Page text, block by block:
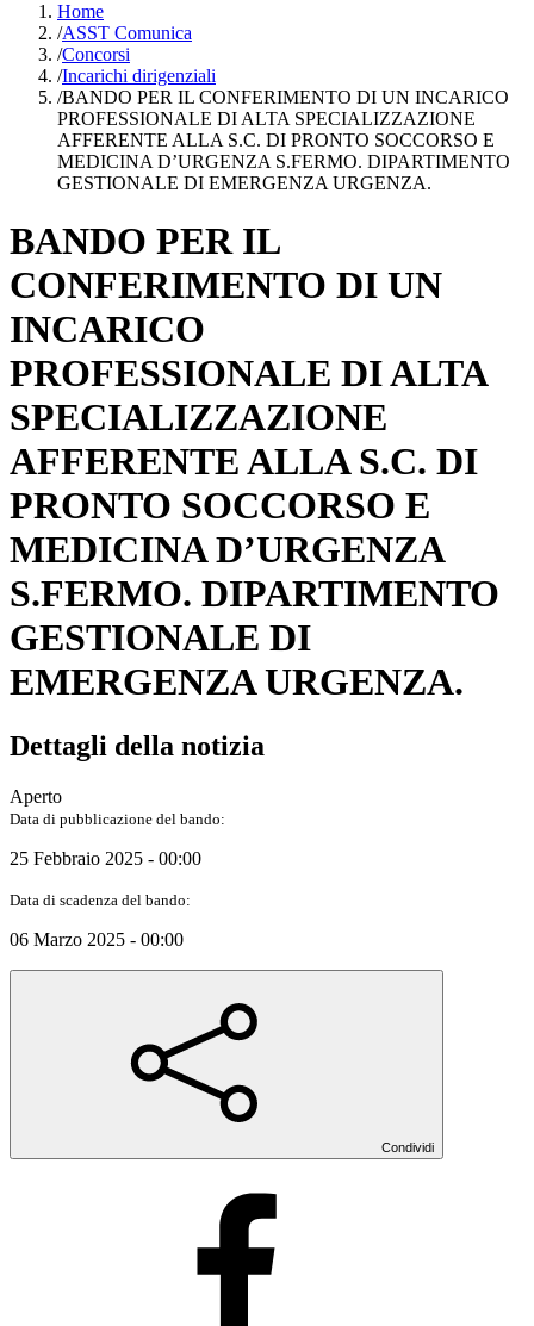
Home
/ASST Comunica
/Concorsi
/Incarichi dirigenziali
/BANDO PER IL CONFERIMENTO DI UN INCARICO
PROFESSIONALE DI ALTA SPECIALIZZAZIONE
AFFERENTE ALLA S.C. DI PRONTO SOCCORSO E
MEDICINA D’URGENZA S.FERMO. DIPARTIMENTO
GESTIONALE DI EMERGENZA URGENZA.
BANDO PER IL
CONFERIMENTO DI UN
INCARICO
PROFESSIONALE DI ALTA
SPECIALIZZAZIONE
AFFERENTE ALLA S.C. DI
PRONTO SOCCORSO E
MEDICINA D’URGENZA
S.FERMO. DIPARTIMENTO
GESTIONALE DI
EMERGENZA URGENZA.
Dettagli della notizia
Aperto
Data di pubblicazione del bando:
25 Febbraio 2025 - 00:00
Data di scadenza del bando:
06 Marzo 2025 - 00:00
Condividi